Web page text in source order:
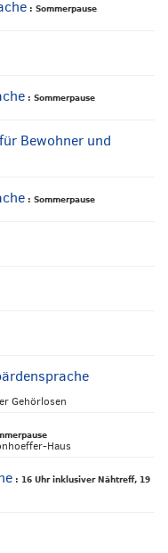
: Sommerpause
: Sommerpause
Bewohner und
: Sommerpause
Gehörlosen
Haus
: 16 Uhr inklusiver Nähtreff, 19